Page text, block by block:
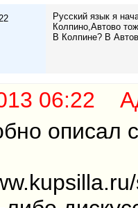
Русский язык я
Колпино,Автово
В Колпине? В
06:22
описал